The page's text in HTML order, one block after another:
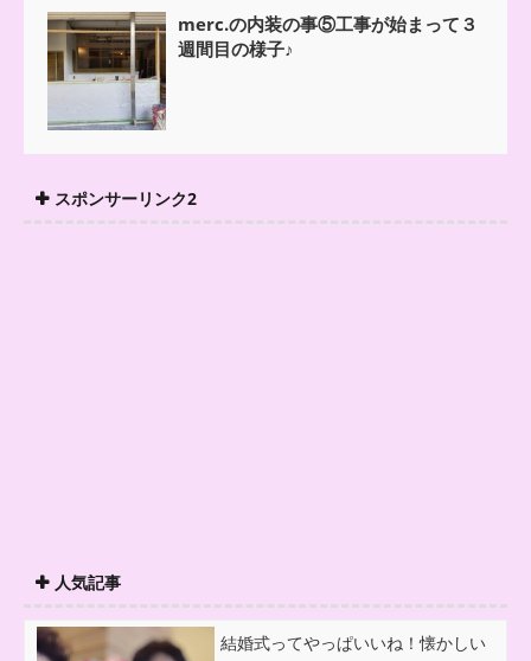
merc.の内装の事⑤工事が始まって３
週間目の様子♪
スポンサーリンク2
人気記事
結婚式ってやっぱいいね！懐かしい